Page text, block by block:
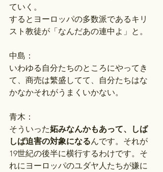
ていく。
するとヨーロッパの多数派であるキリ
スト教徒が「なんだあの連中よ」と。
中島：
いわゆる自分たちのところにやってき
て、商売は繁盛してて、自分たちはな
かなかそれがうまくいかない。
青木：
そういった妬みなんかもあって、しば
しば迫害の対象になるんです。それが
19世紀の後半に横行するわけです。そ
れにヨーロッパのユダヤ人たちが嫌に